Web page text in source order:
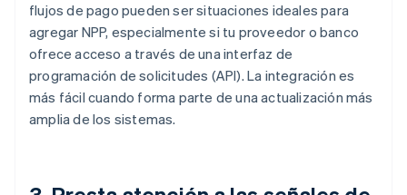
flujos de pago pueden ser situaciones ideales para
agregar NPP, especialmente si tu proveedor o banco
ofrece acceso a través de una interfaz de
programación de solicitudes (API). La integración es
más fácil cuando forma parte de una actualización más
amplia de los sistemas.